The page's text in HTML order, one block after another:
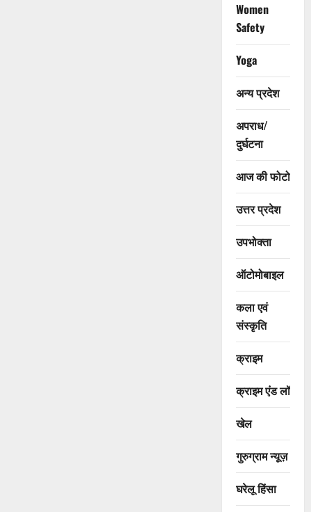
Women
Safety
Yoga
अन्य प्रदेश
अपराध/
दुर्घटना
आज की फोटो
उत्तर प्रदेश
उपभोक्ता
ऑटोमोबाइल
कला एवं
संस्कृति
क्राइम
क्राइम एंड लॉ
खेल
गुरुग्राम न्यूज़
घरेलू हिंसा